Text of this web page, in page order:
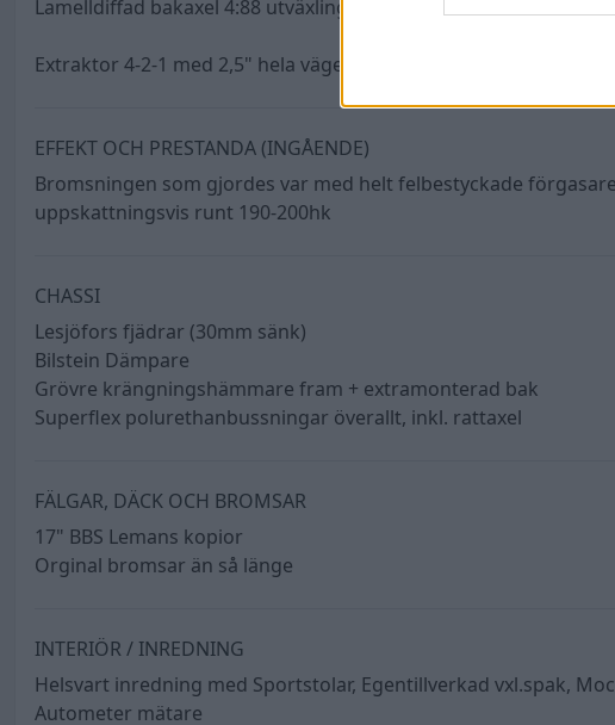
Lamelldiffad bakaxel 4:88 utväxling
Extraktor 4-2-1 med 2,5" hela vägen i orginal utformning
EFFEKT OCH PRESTANDA (INGÅENDE)
Bromsningen som gjordes var med helt felbestyckade
uppskattningsvis runt 190-200hk
CHASSI
Lesjöfors fjädrar (30mm sänk)
Bilstein Dämpare
Grövre krängningshämmare fram + extramonterad bak
Superflex polurethanbussningar överallt, inkl. rattaxel
FÄLGAR, DÄCK OCH BROMSAR
17" BBS Lemans kopior
Orginal bromsar än så länge
INTERIÖR / INREDNING
Helsvart inredning med Sportstolar, Egentillverkad vxl.spak,
Autometer mätare